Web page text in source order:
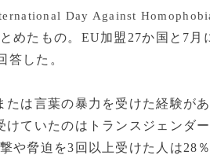
Day Against
めたもの。EU加盟27か国と7月
答した。
は言葉の暴力を受けた経験が
ていたのはトランスジェンダ
や脅迫を3回以上受けた人は28％